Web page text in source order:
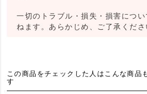
一切のトラブル・損失・損害につ
ねます。あらかじめ、ご了承くださ
この商品をチェックした人はこんな商品
す